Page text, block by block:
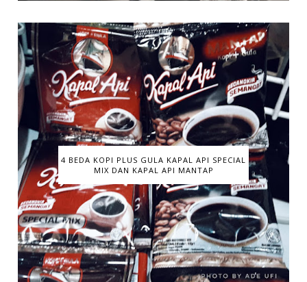
4 BEDA KOPI PLUS GULA KAPAL API SPECIAL
MIX DAN KAPAL API MANTAP